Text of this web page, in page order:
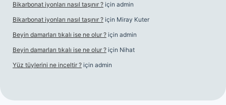
Bikarbonat iyonları nasıl taşınır ? için admin
Bikarbonat iyonları nasıl taşınır ? için Miray Kuter
Beyin damarları tıkalı ise ne olur ? için admin
Beyin damarları tıkalı ise ne olur ? için Nihat
Yüz tüylerini ne inceltir ? için admin